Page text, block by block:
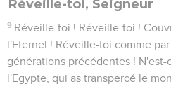
Réveille-toi, Seigneur
9 Réveille-toi ! Réveille-toi !
l'Eternel ! Réveille-toi comme
générations précédentes ! N'est-
l'Egypte, qui as transpercé le